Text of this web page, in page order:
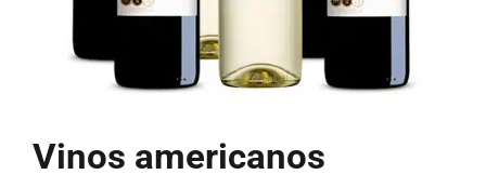
Vinos americanos